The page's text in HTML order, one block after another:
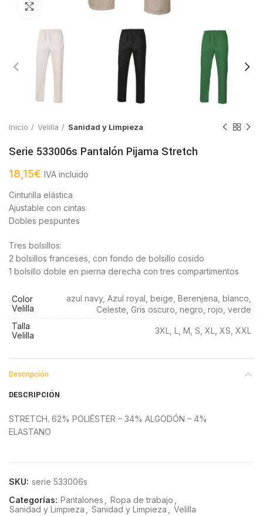
Click to enlarge
Inicio Velilla Sanidad y Limpieza
Serie 533006s Pantalón Pijama Stretch
18,15€ IVA incluido
Cinturilla elástica
Ajustable con cintas
Dobles pespuntes
Tres bolsillos:
2 bolsillos franceses, con fondo de bolsillo cosido
1 bolsillo doble en pierna derecha con tres compartimentos
Color
Velilla
azul navy, Azul royal, beige, Berenjena, blanco,
Celeste, Gris oscuro, negro, rojo, verde
Talla
Velilla
3XL, L, M, S, XL, XS, XXL
Descripción
DESCRIPCIÓN
STRETCH. 62% POLIÉSTER – 34% ALGODÓN – 4%
ELASTANO
SKU: serie 533006s
Categorías: Pantalones Ropa de trabajo
Sanidad y Limpieza
Sanidad y Limpieza Velilla